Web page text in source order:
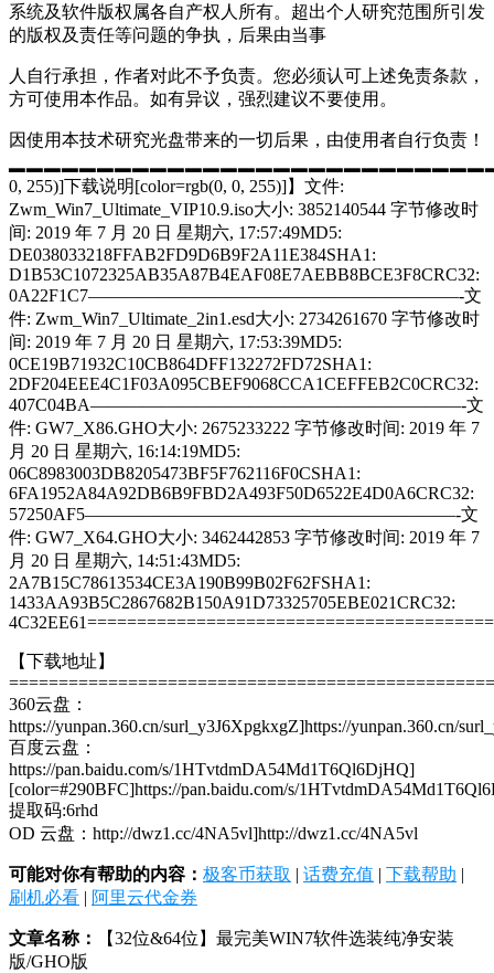
系统及软件版权属各自产权人所有。超出个人研究范围所引发
的版权及责任等问题的争执，后果由当事
人自行承担，作者对此不予负责。您必须认可上述免责条款，
方可使用本作品。如有异议，强烈建议不要使用。
因使用本技术研究光盘带来的一切后果，由使用者自行负责！
0, 255)]下载说明[color=rgb(0, 0, 255)]】文件:
Zwm_Win7_Ultimate_VIP10.9.iso大小: 3852140544 字节修改时
间: 2019 年 7 月 20 日 星期六, 17:57:49MD5:
DE038033218FFAB2FD9D6B9F2A11E384SHA1:
D1B53C1072325AB35A87B4EAF08E7AEBB8BCE3F8CRC32:
0A22F1C7—————————————————————-文
件: Zwm_Win7_Ultimate_2in1.esd大小: 2734261670 字节修改时
间: 2019 年 7 月 20 日 星期六, 17:53:39MD5:
0CE19B71932C10CB864DFF132272FD72SHA1:
2DF204EEE4C1F03A095CBEF9068CCA1CEFFEB2C0CRC32:
407C04BA—————————————————————-文
件: GW7_X86.GHO大小: 2675233222 字节修改时间: 2019 年 7
月 20 日 星期六, 16:14:19MD5:
06C8983003DB8205473BF5F762116F0CSHA1:
6FA1952A84A92DB6B9FBD2A493F50D6522E4D0A6CRC32:
57250AF5—————————————————————-文
件: GW7_X64.GHO大小: 3462442853 字节修改时间: 2019 年 7
月 20 日 星期六, 14:51:43MD5:
2A7B15C78613534CE3A190B99B02F62FSHA1:
1433AA93B5C2867682B150A91D73325705EBE021CRC32:
【下载地址】
360云盘：
https://yunpan.360.cn/surl_y3J6XpgkxgZ]https://yunpan.360.cn/
百度云盘：
https://pan.baidu.com/s/1HTvtdmDA54Md1T6Ql6DjHQ]
[color=#290BFC]https://pan.baidu.com/s/
提取码:6rhd
OD 云盘：http://dwz1.cc/4NA5vl]http://dwz1.cc/4NA5vl
可能对你有帮助的内容： 极客币获取 | 话费充值 | 下载帮助 |
刷机必看 | 阿里云代金券
文章名称：
【32位&64位】最完美WIN7软件选装纯净安装
版/GHO版